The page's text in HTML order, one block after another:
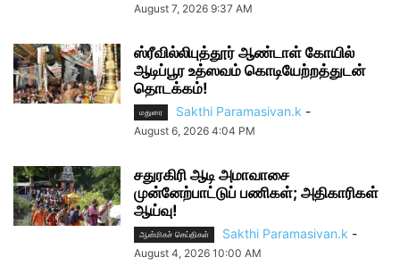
August 7, 2026 9:37 AM
ஸ்ரீவில்லிபுத்தூர் ஆண்டாள் கோயில்
ஆடிப்பூர உத்ஸவம் கொடியேற்றத்துடன்
தொடக்கம்!
மதுரை Sakthi Paramasivan.k -
August 6, 2026 4:04 PM
சதுரகிரி ஆடி அமாவாசை
முன்னேற்பாட்டுப் பணிகள்; அதிகாரிகள்
ஆய்வு!
ஆன்மிகச் செய்திகள் Sakthi Paramasivan.k -
August 4, 2026 10:00 AM